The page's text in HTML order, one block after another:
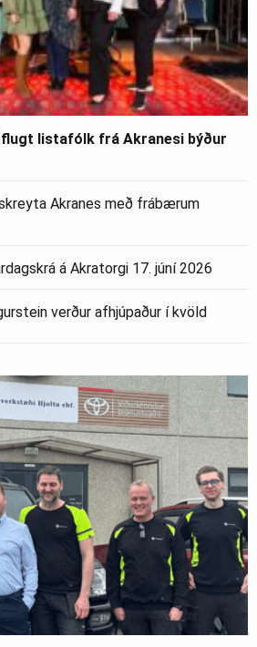
listafólk frá Akranesi býður
Akranes með frábærum
á Akratorgi 17. júní 2026
verður afhjúpaður í kvöld